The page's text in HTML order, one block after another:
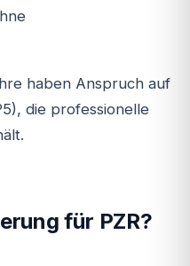
haben Anspruch auf
die professionelle
für PZR?